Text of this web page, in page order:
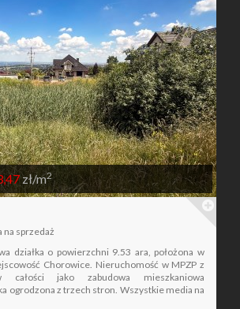
zł/m2
na sprzedaż
działka o powierzchni 9.53 ara, położona w
Chorowice. Nieruchomość w MPZP z
całości jako zabudowa mieszkaniowa
ogrodzona z trzech stron. Wszystkie media na